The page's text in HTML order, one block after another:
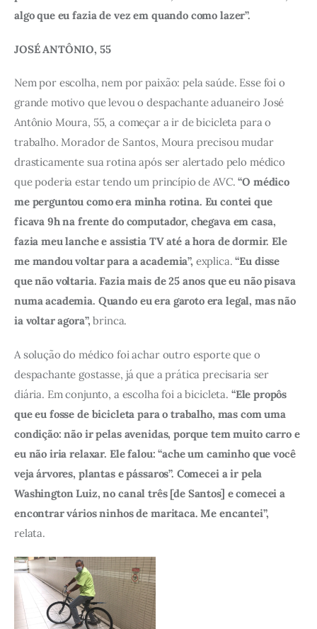
algo que eu fazia de vez em quando como lazer”.
JOSÉ ANTÔNIO, 55
Nem por escolha, nem por paixão: pela saúde. Esse foi o
grande motivo que levou o despachante aduaneiro José
Antônio Moura, 55, a começar a ir de bicicleta para o
trabalho. Morador de Santos, Moura precisou mudar
drasticamente sua rotina após ser alertado pelo médico
que poderia estar tendo um princípio de AVC. “O médico
me perguntou como era minha rotina. Eu contei que
ficava 9h na frente do computador, chegava em casa,
fazia meu lanche e assistia TV até a hora de dormir. Ele
me mandou voltar para a academia”, explica. “Eu disse
que não voltaria. Fazia mais de 25 anos que eu não pisava
numa academia. Quando eu era garoto era legal, mas não
ia voltar agora”, brinca.
A solução do médico foi achar outro esporte que o
despachante gostasse, já que a prática precisaria ser
diária. Em conjunto, a escolha foi a bicicleta. “Ele propôs
que eu fosse de bicicleta para o trabalho, mas com uma
condição: não ir pelas avenidas, porque tem muito carro e
eu não iria relaxar. Ele falou: “ache um caminho que você
veja árvores, plantas e pássaros”. Comecei a ir pela
Washington Luiz, no canal três [de Santos] e comecei a
encontrar vários ninhos de maritaca. Me encantei”,
relata.